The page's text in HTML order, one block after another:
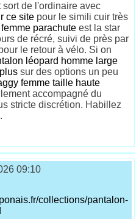
sort de l'ordinaire avec
ce site pour le simili cuir très
parachute est la star
de récré, suivi de près par
le retour à vélo. Si on
léopard homme large
sur des options un peu
femme taille haute
accompagné du
stricte discrétion. Habillez
.
09:10
collections/pantalon-